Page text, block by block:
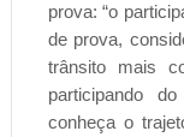
prova: “o
de prova,
trânsito mais
participando
conheça o